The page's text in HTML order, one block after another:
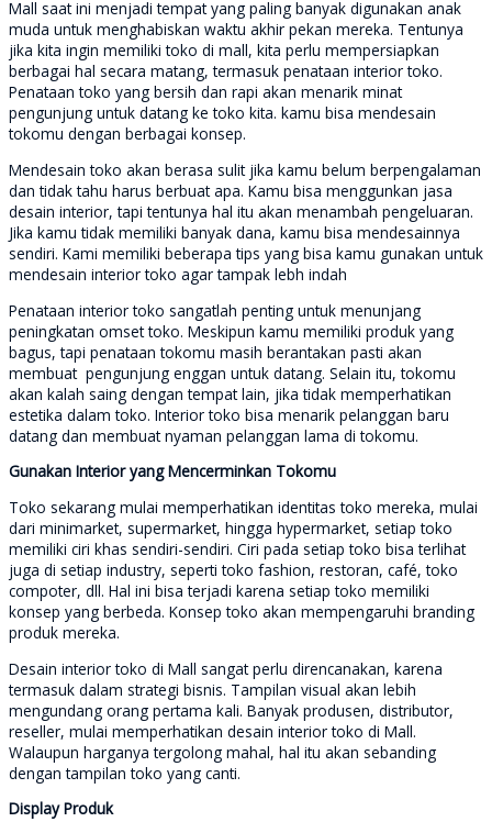
Mall saat ini menjadi tempat yang paling banyak digunakan anak
muda untuk menghabiskan waktu akhir pekan mereka. Tentunya
jika kita ingin memiliki toko di mall, kita perlu mempersiapkan
berbagai hal secara matang, termasuk penataan interior toko.
Penataan toko yang bersih dan rapi akan menarik minat
pengunjung untuk datang ke toko kita. kamu bisa mendesain
tokomu dengan berbagai konsep.
Mendesain toko akan berasa sulit jika kamu belum berpengalaman
dan tidak tahu harus berbuat apa. Kamu bisa menggunkan jasa
desain interior, tapi tentunya hal itu akan menambah pengeluaran.
Jika kamu tidak memiliki banyak dana, kamu bisa mendesainnya
sendiri. Kami memiliki beberapa tips yang bisa kamu gunakan untuk
mendesain interior toko agar tampak lebh indah
Penataan interior toko sangatlah penting untuk menunjang
peningkatan omset toko. Meskipun kamu memiliki produk yang
bagus, tapi penataan tokomu masih berantakan pasti akan
membuat pengunjung enggan untuk datang. Selain itu, tokomu
akan kalah saing dengan tempat lain, jika tidak memperhatikan
estetika dalam toko. Interior toko bisa menarik pelanggan baru
datang dan membuat nyaman pelanggan lama di tokomu.
Gunakan Interior yang Mencerminkan Tokomu
Toko sekarang mulai memperhatikan identitas toko mereka, mulai
dari minimarket, supermarket, hingga hypermarket, setiap toko
memiliki ciri khas sendiri-sendiri. Ciri pada setiap toko bisa terlihat
juga di setiap industry, seperti toko fashion, restoran, café, toko
compoter, dll. Hal ini bisa terjadi karena setiap toko memiliki
konsep yang berbeda. Konsep toko akan mempengaruhi branding
produk mereka.
Desain interior toko di Mall sangat perlu direncanakan, karena
termasuk dalam strategi bisnis. Tampilan visual akan lebih
mengundang orang pertama kali. Banyak produsen, distributor,
reseller, mulai memperhatikan desain interior toko di Mall.
Walaupun harganya tergolong mahal, hal itu akan sebanding
dengan tampilan toko yang canti.
Display Produk